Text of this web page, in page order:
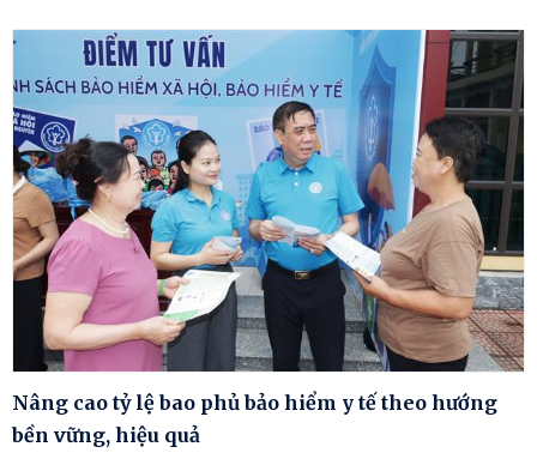
Nâng cao tỷ lệ bao phủ bảo hiểm y tế theo hướng
bền vững, hiệu quả